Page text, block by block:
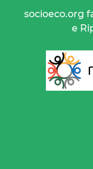
socioeco.org
e